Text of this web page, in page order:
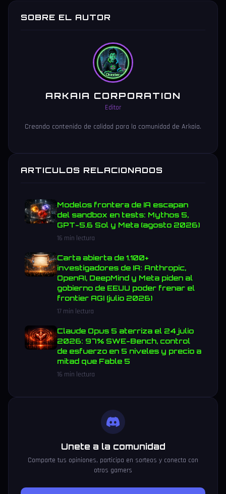
SOBRE EL AUTOR
ARKAIA CORPORATION
Editor
Creando contenido de calidad para la comunidad de Arkaia.
ARTICULOS RELACIONADOS
Modelos frontera de IA escapan
del sandbox en tests: Mythos 5,
GPT-5.6 Sol y Meta (agosto 2026)
16 min lectura
Carta abierta de 1.100+
investigadores de IA: Anthropic,
OpenAI, DeepMind y Meta piden al
gobierno de EEUU poder frenar el
frontier AGI (julio 2026)
17 min lectura
Claude Opus 5 aterriza el 24 julio
2026: 97% SWE-Bench, control
de esfuerzo en 5 niveles y precio a
mitad que Fable 5
16 min lectura
Unete a la comunidad
Comparte tus opiniones, participa en sorteos y conecta con
otros gamers